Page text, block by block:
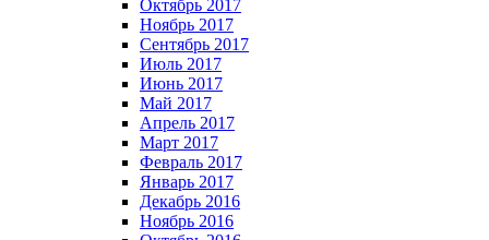
Октябрь 2017
Ноябрь 2017
Сентябрь 2017
Июль 2017
Июнь 2017
Май 2017
Апрель 2017
Март 2017
Февраль 2017
Январь 2017
Декабрь 2016
Ноябрь 2016